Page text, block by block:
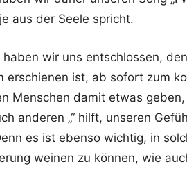
aus der Seele spricht.
haben wir uns entschlossen,
erschienen ist, ab sofort zum
Menschen damit etwas
anderen „“ hilft, unseren
es ist ebenso wichtig, in
weinen zu können, wie